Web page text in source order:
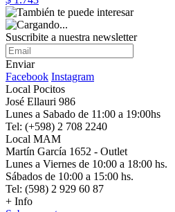
Suscribite a nuestra newsletter
Enviar
Facebook Instagram
Local Pocitos
José Ellauri 986
Lunes a Sabado de 11:00 a 19:00hs
Tel: (+598) 2 708 2240
Local MAM
Martín García 1652 - Outlet
Lunes a Viernes de 10:00 a 18:00 hs.
Sábados de 10:00 a 15:00 hs.
Tel: (598) 2 929 60 87
+ Info